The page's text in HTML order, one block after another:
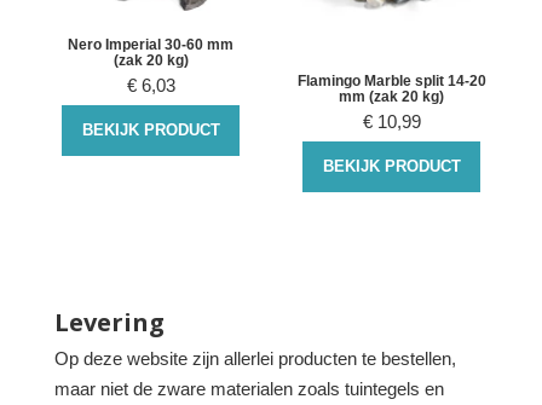
Nero Imperial 30-60 mm
(zak 20 kg)
€ 6,03
BEKIJK PRODUCT
Flamingo Marble split 14-20
mm (zak 20 kg)
€ 10,99
BEKIJK PRODUCT
Levering
Op deze website zijn allerlei producten te bestellen,
maar niet de zware materialen zoals tuintegels en